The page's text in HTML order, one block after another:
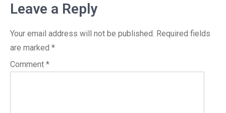
Leave a Reply
Your email address will not be published. Required fields
are marked *
Comment *